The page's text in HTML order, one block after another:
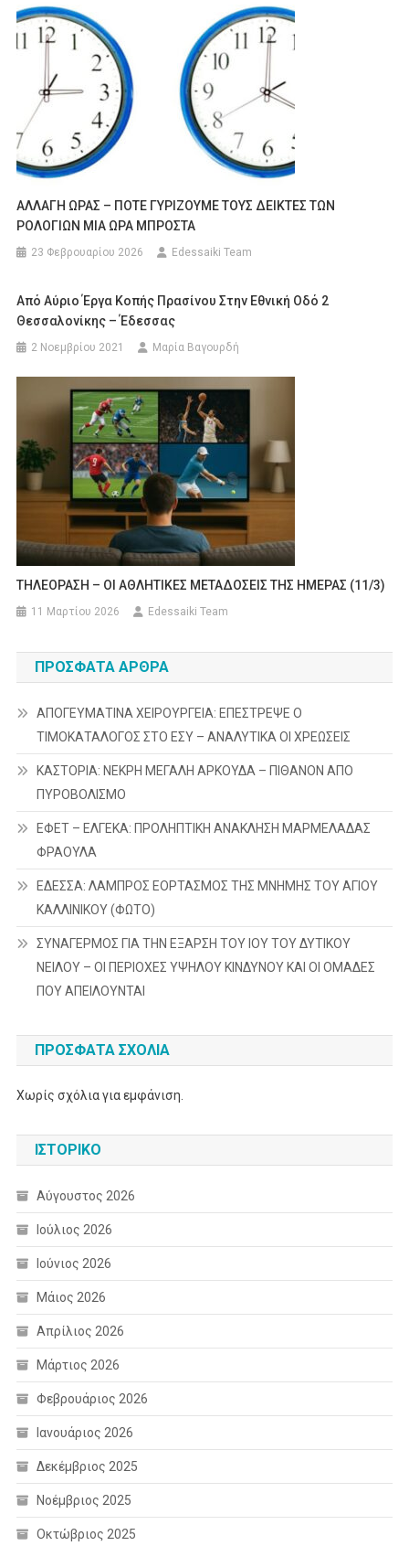
ΑΛΛΑΓΗ ΩΡΑΣ – ΠΟΤΕ ΓΥΡΙΖΟΥΜΕ ΤΟΥΣ ΔΕΙΚΤΕΣ ΤΩΝ
ΡΟΛΟΓΙΩΝ ΜΙΑ ΩΡΑ ΜΠΡΟΣΤΑ
23 Φεβρουαρίου 2026 Edessaiki Team
Από Αύριο Έργα Κοπής Πρασίνου Στην Εθνική Οδό 2
Θεσσαλονίκης – Έδεσσας
2 Νοεμβρίου 2021 Μαρία Βαγουρδή
ΤΗΛΕΟΡΑΣΗ – ΟΙ ΑΘΛΗΤΙΚΕΣ ΜΕΤΑΔΟΣΕΙΣ ΤΗΣ ΗΜΕΡΑΣ (11/3)
11 Μαρτίου 2026 Edessaiki Team
ΠΡΌΣΦΑΤΑ ΆΡΘΡΑ
ΑΠΟΓΕΥΜΑΤΙΝΑ ΧΕΙΡΟΥΡΓΕΙΑ: ΕΠΕΣΤΡΕΨΕ Ο
ΤΙΜΟΚΑΤΑΛΟΓΟΣ ΣΤΟ ΕΣΥ – ΑΝΑΛΥΤΙΚΑ ΟΙ ΧΡΕΩΣΕΙΣ
ΚΑΣΤΟΡΙΑ: ΝΕΚΡΗ ΜΕΓΑΛΗ ΑΡΚΟΥΔΑ – ΠΙΘΑΝΟΝ ΑΠΟ
ΠΥΡΟΒΟΛΙΣΜΟ
ΕΦΕΤ – ΕΛΓΕΚΑ: ΠΡΟΛΗΠΤΙΚΗ ΑΝΑΚΛΗΣΗ ΜΑΡΜΕΛΑΔΑΣ
ΦΡΑΟΥΛΑ
ΕΔΕΣΣΑ: ΛΑΜΠΡΟΣ ΕΟΡΤΑΣΜΟΣ ΤΗΣ ΜΝΗΜΗΣ ΤΟΥ ΑΓΙΟΥ
ΚΑΛΛΙΝΙΚΟΥ (ΦΩΤΟ)
ΣΥΝΑΓΕΡΜΟΣ ΓΙΑ ΤΗΝ ΕΞΑΡΣΗ ΤΟΥ ΙΟΥ ΤΟΥ ΔΥΤΙΚΟΥ
ΝΕΙΛΟΥ – ΟΙ ΠΕΡΙΟΧΕΣ ΥΨΗΛΟΥ ΚΙΝΔΥΝΟΥ ΚΑΙ ΟΙ ΟΜΑΔΕΣ
ΠΟΥ ΑΠΕΙΛΟΥΝΤΑΙ
ΠΡΌΣΦΑΤΑ ΣΧΌΛΙΑ
Χωρίς σχόλια για εμφάνιση.
ΙΣΤΟΡΙΚΌ
Αύγουστος 2026
Ιούλιος 2026
Ιούνιος 2026
Μάιος 2026
Απρίλιος 2026
Μάρτιος 2026
Φεβρουάριος 2026
Ιανουάριος 2026
Δεκέμβριος 2025
Νοέμβριος 2025
Οκτώβριος 2025